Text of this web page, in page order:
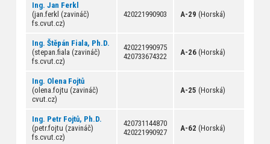
Ing. Jan Ferkl
(jan.ferkl (zavináč)
fs.cvut.cz)
420221990903 A-29 (Horská)
Ing. Štěpán Fiala, Ph.D.
(stepan.fiala (zavináč)
fs.cvut.cz)
420221990975
420733674322
A-26(Horská)
Ing. Olena Fojtů
(olena.fojtu (zavináč)
cvut.cz)
A-25 (Horská)
Ing. Petr Fojtů, Ph.D.
(petr.fojtu (zavináč)
fs.cvut.cz)
420731144870
420221990927
A-62 (Horská)